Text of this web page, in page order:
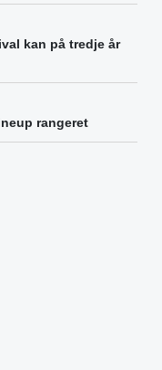
kan på tredje år
rangeret